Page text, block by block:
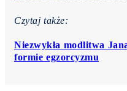
Czytaj także:
Niezwykła modlitwa
formie egzorcyzmu